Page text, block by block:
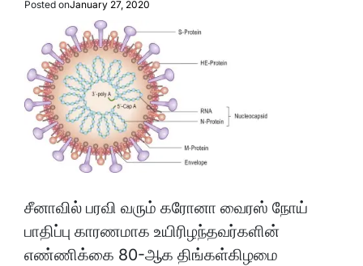
Posted onJanuary 27, 2020
சீனாவில் பரவி வரும் கரோனா வைரஸ் நோய்
பாதிப்பு காரணமாக உயிரிழந்தவர்களின்
எண்ணிக்கை 80-ஆக திங்கள்கிழமை